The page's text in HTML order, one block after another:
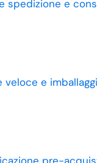
spedizione e
e